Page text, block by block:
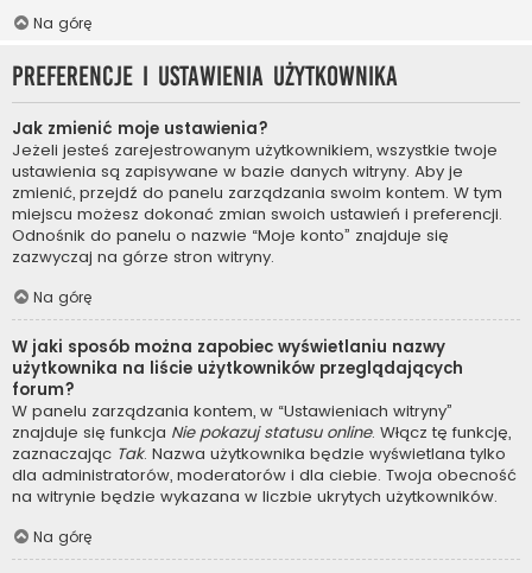
Na górę
Preferencje i ustawienia użytkownika
Jak zmienić moje ustawienia?
Jeżeli jesteś zarejestrowanym użytkownikiem, wszystkie twoje
ustawienia są zapisywane w bazie danych witryny. Aby je
zmienić, przejdź do panelu zarządzania swoim kontem. W tym
miejscu możesz dokonać zmian swoich ustawień i preferencji.
Odnośnik do panelu o nazwie “Moje konto” znajduje się
zazwyczaj na górze stron witryny.
Na górę
W jaki sposób można zapobiec wyświetlaniu nazwy
użytkownika na liście użytkowników przeglądających
forum?
W panelu zarządzania kontem, w “Ustawieniach witryny”
znajduje się funkcja Nie pokazuj statusu online. Włącz tę funkcję,
zaznaczając Tak. Nazwa użytkownika będzie wyświetlana tylko
dla administratorów, moderatorów i dla ciebie. Twoja obecność
na witrynie będzie wykazana w liczbie ukrytych użytkowników.
Na górę